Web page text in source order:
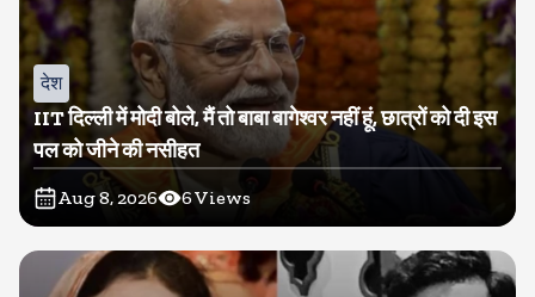
देश
IIT दिल्ली में मोदी बोले, मैं तो बाबा बागेश्वर नहीं हूं, छात्रों को दी इस
पल को जीने की नसीहत
Aug 8, 2026 6Views